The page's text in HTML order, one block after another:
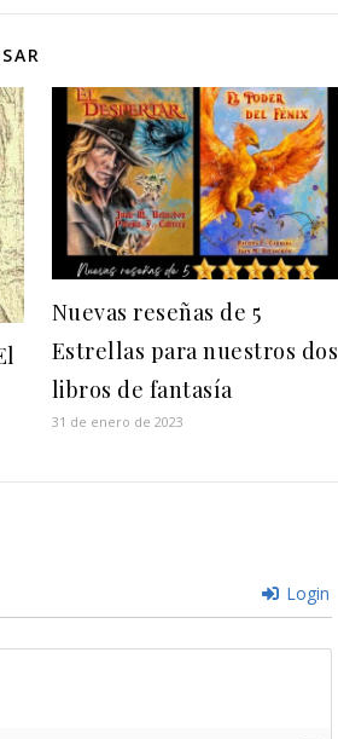
Nuevas reseñas de 5
Estrellas para nuestros dos
libros de fantasía
31 de enero de 2023
Login